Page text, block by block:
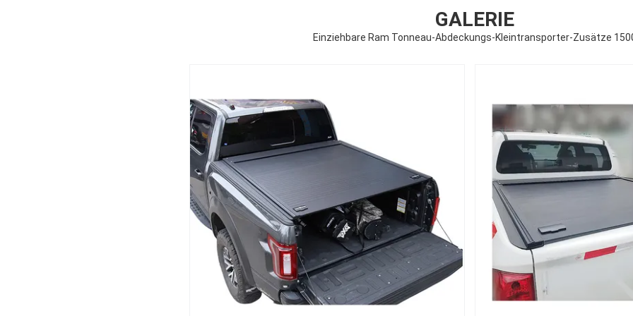
GALERIE
Einziehbare Ram Tonneau-Abdeckungs-Kleintransporter-Zusätze